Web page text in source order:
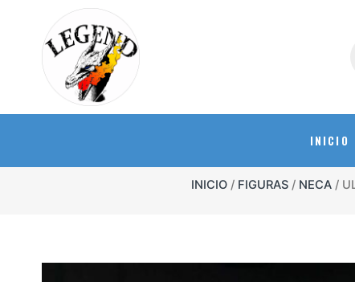
INICIO
INICIO / FIGURAS / NECA /